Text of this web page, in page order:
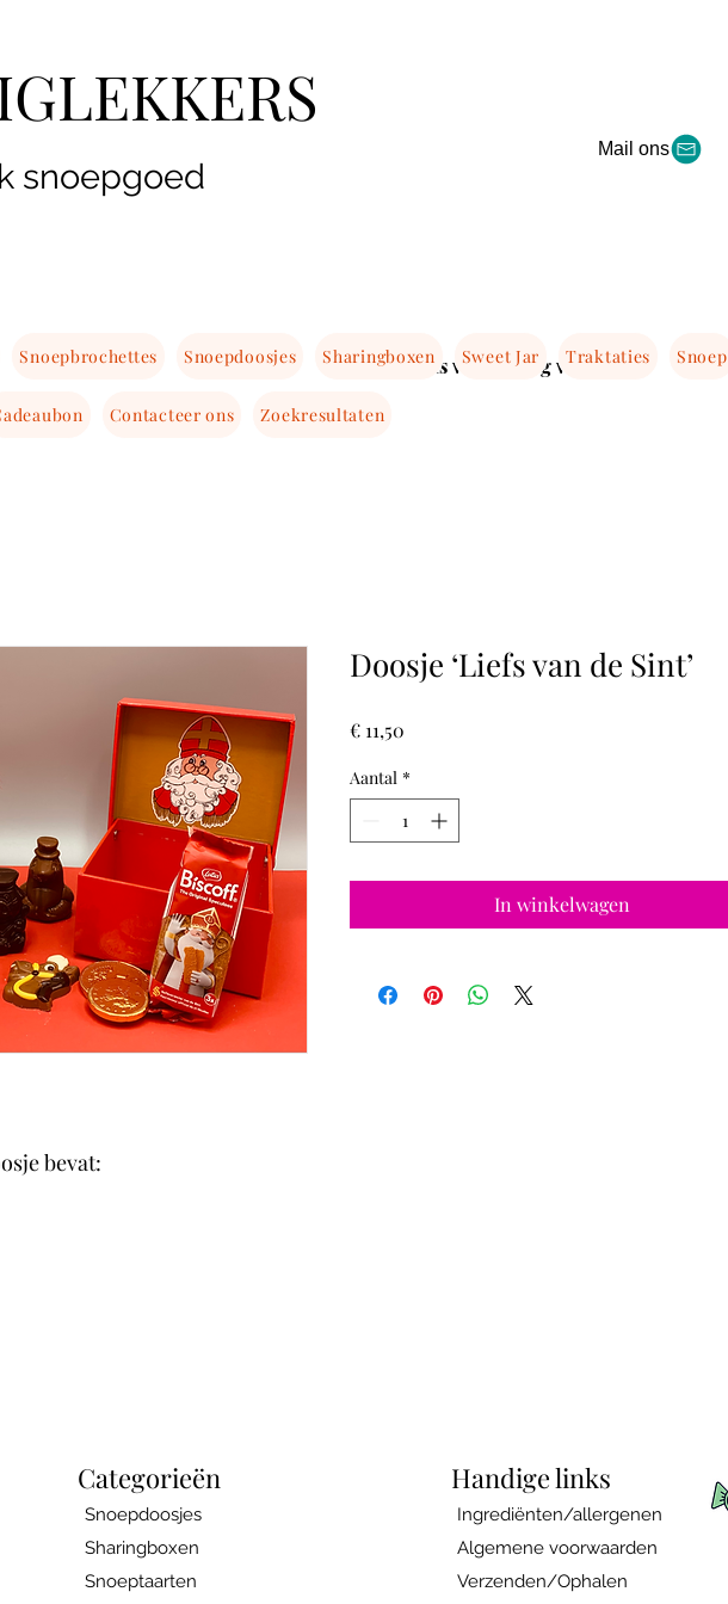
snoepgoed
Mail ons
Snoepbrochettes Snoepdoosjes Sharingboxen Sweet Jar Traktaties Snoep
Contacteer ons Zoekresultaten
bevat:
Doosje ‘Liefs van de Sint’
€ 11,50
Aantal *
In winkelwagen
Gratis verzending vanaf €50
Categorieën
Snoepdoosjes
Sharingboxen
Snoeptaarten
Handige links
Ingrediënten/allergenen
Algemene voorwaarden
Verzenden/Ophalen